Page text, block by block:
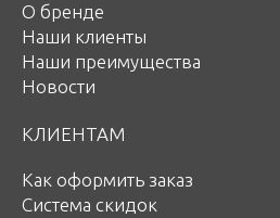
О бренде
Наши клиенты
Наши преимущества
Новости
КЛИЕНТАМ
Как оформить заказ
Система скидок